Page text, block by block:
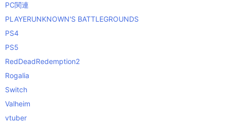
PC関連
PLAYERUNKNOWN'S BATTLEGROUNDS
PS4
PS5
RedDeadRedemption2
Rogalia
Switch
Valheim
vtuber